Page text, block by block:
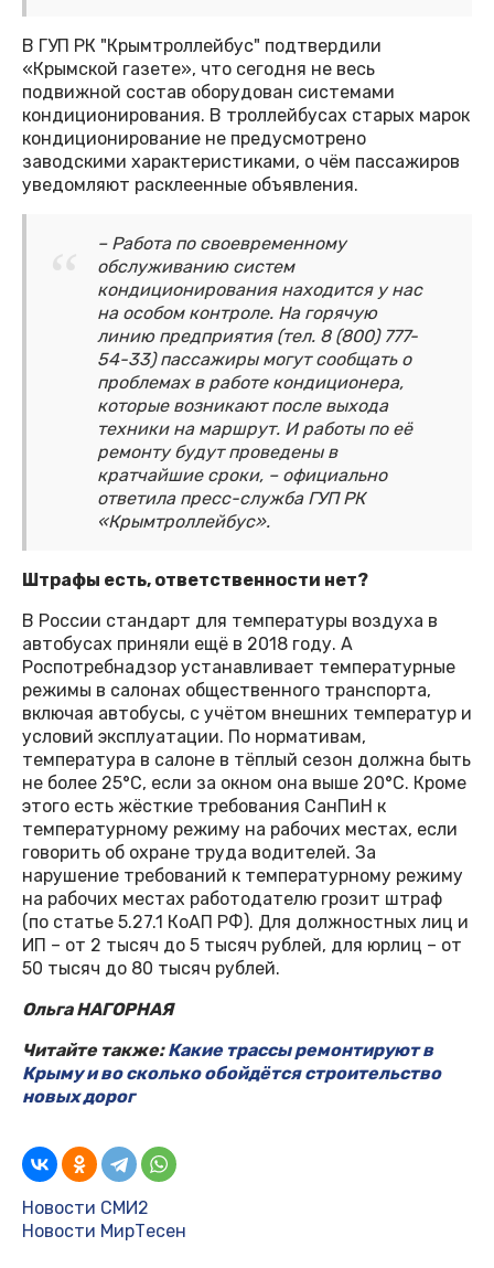
В ГУП РК "Крымтроллейбус" подтвердили
«Крымской газете», что сегодня не весь
подвижной состав оборудован системами
кондиционирования. В троллейбусах старых марок
кондиционирование не предусмотрено
заводскими характеристиками, о чём пассажиров
уведомляют расклеенные объявления.
– Работа по своевременному
обслуживанию систем
кондиционирования находится у нас
на особом контроле. На горячую
линию предприятия (тел. 8 (800) 777-
54-33) пассажиры могут сообщать о
проблемах в работе кондиционера,
которые возникают после выхода
техники на маршрут. И работы по её
ремонту будут проведены в
кратчайшие сроки, – официально
ответила пресс-служба ГУП РК
«Крымтроллейбус».
Штрафы есть, ответственности нет?
В России стандарт для температуры воздуха в
автобусах приняли ещё в 2018 году. А
Роспотребнадзор устанавливает температурные
режимы в салонах общественного транспорта,
включая автобусы, с учётом внешних температур и
условий эксплуатации. По нормативам,
температура в салоне в тёплый сезон должна быть
не более 25°C, если за окном она выше 20°C. Кроме
этого есть жёсткие требования СанПиН к
температурному режиму на рабочих местах, если
говорить об охране труда водителей. За
нарушение требований к температурному режиму
на рабочих местах работодателю грозит штраф
(по статье 5.27.1 КоАП РФ). Для должностных лиц и
ИП – от 2 тысяч до 5 тысяч рублей, для юрлиц – от
50 тысяч до 80 тысяч рублей.
Ольга НАГОРНАЯ
Читайте также:Какие трассы ремонтируют в
Крыму и во сколько обойдётся строительство
новых дорог
Новости СМИ2
Новости МирТесен